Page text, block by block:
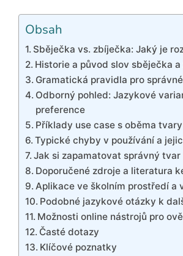
Obsah
Sběječka vs. zbíječka: Jaký je
Historie a původ slov sběječka
Gramatická pravidla pro
Odborný pohled: Jazykové
preference
Příklady use case s oběma tvary
Typické chyby v používání a
Jak si zapamatovat správný tvar
Doporučené zdroje a literatura
Aplikace ve školním prostředí a
Podobné jazykové otázky k
Možnosti online nástrojů pro
Časté dotazy
Klíčové poznatky